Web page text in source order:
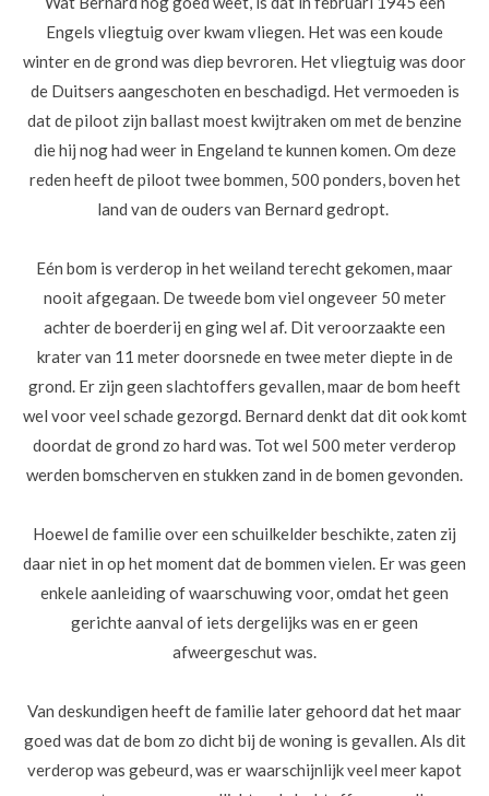
Engels vliegtuig over kwam vliegen. Het was een koude
winter en de grond was diep bevroren. Het vliegtuig was door
de Duitsers aangeschoten en beschadigd. Het vermoeden is
dat de piloot zijn ballast moest kwijtraken om met de benzine
die hij nog had weer in Engeland te kunnen komen. Om deze
reden heeft de piloot twee bommen, 500 ponders, boven het
land van de ouders van Bernard gedropt.
Eén bom is verderop in het weiland terecht gekomen, maar
nooit afgegaan. De tweede bom viel ongeveer 50 meter
achter de boerderij en ging wel af. Dit veroorzaakte een
krater van 11 meter doorsnede en twee meter diepte in de
grond. Er zijn geen slachtoffers gevallen, maar de bom heeft
wel voor veel schade gezorgd. Bernard denkt dat dit ook komt
doordat de grond zo hard was. Tot wel 500 meter verderop
werden bomscherven en stukken zand in de bomen gevonden.
Hoewel de familie over een schuilkelder beschikte, zaten zij
daar niet in op het moment dat de bommen vielen. Er was geen
enkele aanleiding of waarschuwing voor, omdat het geen
gerichte aanval of iets dergelijks was en er geen
afweergeschut was.
Van deskundigen heeft de familie later gehoord dat het maar
goed was dat de bom zo dicht bij de woning is gevallen. Als dit
verderop was gebeurd, was er waarschijnlijk veel meer kapot